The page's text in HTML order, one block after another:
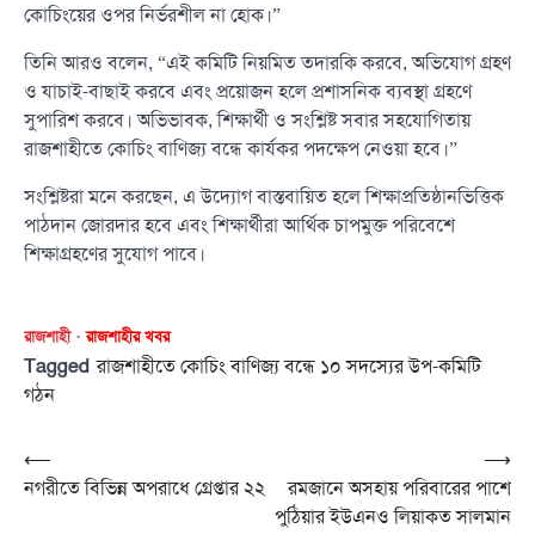
কোচিংয়ের ওপর নির্ভরশীল না হোক।”
তিনি আরও বলেন, “এই কমিটি নিয়মিত তদারকি করবে, অভিযোগ গ্রহণ
ও যাচাই-বাছাই করবে এবং প্রয়োজন হলে প্রশাসনিক ব্যবস্থা গ্রহণে
সুপারিশ করবে। অভিভাবক, শিক্ষার্থী ও সংশ্লিষ্ট সবার সহযোগিতায়
রাজশাহীতে কোচিং বাণিজ্য বন্ধে কার্যকর পদক্ষেপ নেওয়া হবে।”
সংশ্লিষ্টরা মনে করছেন, এ উদ্যোগ বাস্তবায়িত হলে শিক্ষাপ্রতিষ্ঠানভিত্তিক
পাঠদান জোরদার হবে এবং শিক্ষার্থীরা আর্থিক চাপমুক্ত পরিবেশে
শিক্ষাগ্রহণের সুযোগ পাবে।
রাজশাহী রাজশাহীর খবর
Taggedরাজশাহীতে কোচিং বাণিজ্য বন্ধে ১০ সদস্যের উপ-কমিটি
গঠন
Post
navigation
⟵
নগরীতে বিভিন্ন অপরাধে গ্রেপ্তার ২২
রমজানে অসহায় পরিবারের পাশে
পুঠিয়ার ইউএনও লিয়াকত সালমান
⟶